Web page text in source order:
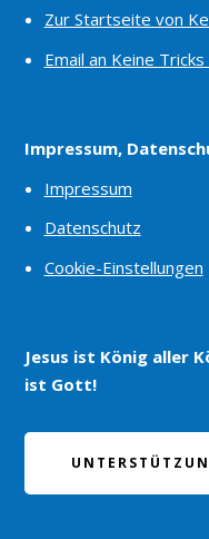
Zur Startseite von
Email an Keine Tricks
Impressum,
Impressum
Datenschutz
Cookie-Einstellungen
Jesus ist König aller
ist Gott!